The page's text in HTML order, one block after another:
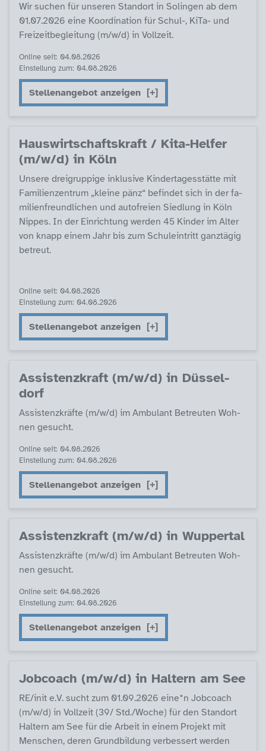
Wir su­chen für un­se­ren Stand­ort in So­lin­gen ab dem
01.07.2026 ei­ne Ko­or­di­na­ti­on für Schul-, Ki­Ta- und
Frei­zeit­be­g­lei­tung (m/w/d) in Voll­zeit.
Online seit: 04.08.2026
Einstellung zum: 04.08.2026
Stellenangebot anzeigen
Haus­wirt­schafts­kraft / Ki­ta-Hel­fer
(m/w/d) in Köln
Un­se­re drei­grup­pi­ge in­k­lu­si­ve Kin­der­ta­ges­stät­te mit
Fa­mi­li­en­zen­trum „klei­ne pän­z“ be­fin­det sich in der fa­
mi­li­en­f­reund­li­chen und au­to­f­rei­en Sied­lung in Köln
Nip­pes. In der Ein­rich­tung wer­den 45 Kin­der im Al­ter
von knapp ei­nem Jahr bis zum Schu­lein­tritt ganz­tä­g­ig
be­t­reut.
Online seit: 04.08.2026
Einstellung zum: 04.08.2026
Stellenangebot anzeigen
As­sis­tenz­kraft (m/w/d) in Düs­sel­
dorf
As­sis­tenz­kräf­te (m/w/d) im Am­bu­lant Be­t­reu­ten Woh­
nen ge­sucht.
Online seit: 04.08.2026
Einstellung zum: 04.08.2026
Stellenangebot anzeigen
As­sis­tenz­kraft (m/w/d) in Wup­per­tal
As­sis­tenz­kräf­te (m/w/d) im Am­bu­lant Be­t­reu­ten Woh­
nen ge­sucht.
Online seit: 04.08.2026
Einstellung zum: 04.08.2026
Stellenangebot anzeigen
Job­coach (m/w/d) in Hal­tern am See
RE/init e.V. sucht zum 01.09.2026 ei­ne*n Job­coach
(m/w/d) in Voll­zeit (39/ Std./Wo­che) für den Stand­ort
Hal­tern am See für die Ar­beit in ei­nem Pro­jekt mit
Men­schen, de­ren Grund­bil­dung ver­bes­sert wer­den